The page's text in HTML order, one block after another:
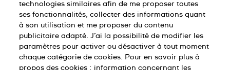
Déclaration De Confidentialité
Cookies Conditions D'Utilisation
technologies similaires afin de me proposer toutes
ses fonctionnalités, collecter des informations quant
à son utilisation et me proposer du contenu
publicitaire adapté. J’ai la possibilité de modifier les
paramètres pour activer ou désactiver à tout moment
chaque catégorie de cookies. Pour en savoir plus à
propos des cookies : information concernant les